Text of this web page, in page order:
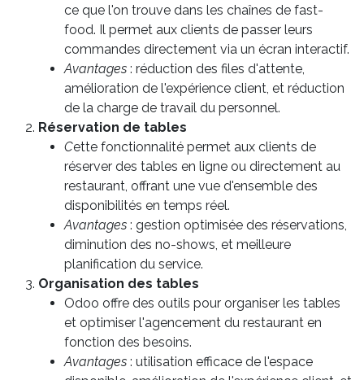
ce que l'on trouve dans les chaînes de fast-
food. Il permet aux clients de passer leurs
commandes directement via un écran interactif.
Avantages : réduction des files d'attente,
amélioration de l'expérience client, et réduction
de la charge de travail du personnel.
Réservation de tables
Cette fonctionnalité permet aux clients de
réserver des tables en ligne ou directement au
restaurant, offrant une vue d'ensemble des
disponibilités en temps réel.
Avantages : gestion optimisée des réservations,
diminution des no-shows, et meilleure
planification du service.
Organisation des tables
Odoo offre des outils pour organiser les tables
et optimiser l'agencement du restaurant en
fonction des besoins.
Avantages : utilisation efficace de l'espace